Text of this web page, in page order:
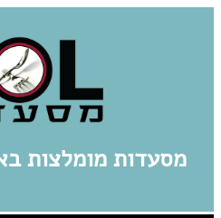
מסעדות מומלצות